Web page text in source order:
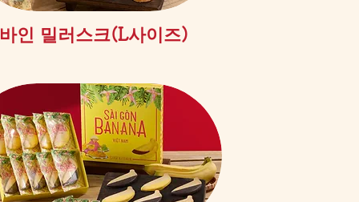
제품보기
바인 밀러스크(L사이즈)